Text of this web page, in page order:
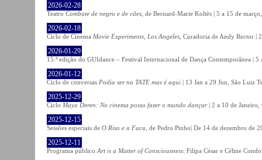
2026-02-28
Teatro Combate de negro e de cães , de Bernard-Marie Koltès | 5 a 15 de
2026-02-18
Ciclo de Cinema Movie Experiments, Los Angeles , Curadoria de Andy Rector
2026-01-29
15.ª edição do GUIdance – Festival Internacional de Dança Contemporânea |
2026-01-12
Ciclo de conversas Podia ser na TATE mas é aqui | 13 Jan a 29 Jun, São Luiz
2025-12-29
Ciclo Maya Deren: No cinema posso fazer o mundo dançar| 2 a 10 de Janeiro,
2025-12-15
Sessões especiais de O Riso e a Faca , de Pedro Pinho| De 14 de dezembro de
2025-12-11
Programa público Art is a Matter of Consciousness: Filipa César e Céline